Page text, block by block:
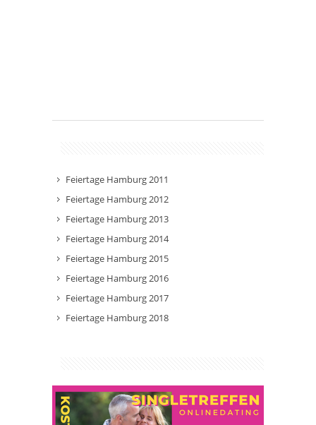
Feiertage Hamburg 2011
Feiertage Hamburg 2012
Feiertage Hamburg 2013
Feiertage Hamburg 2014
Feiertage Hamburg 2015
Feiertage Hamburg 2016
Feiertage Hamburg 2017
Feiertage Hamburg 2018